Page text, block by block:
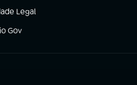
Legal
nova aba)
Gov
em nova aba)